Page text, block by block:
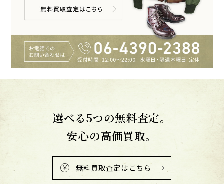
選べる5つの無料査定。
安心の高価買取。
無料買取査定はこちら